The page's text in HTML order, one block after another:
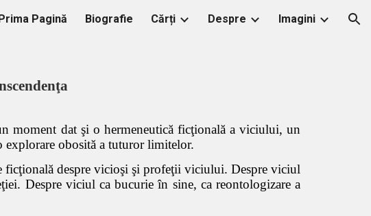
to navigation
Pagină Biografie Cărți Despre Imagini
moment dat şi o hermeneutică ficţională a viciului, un
explorare obosită a tuturor limitelor.
ficţională despre vicioşi şi profeţii viciului. Despre viciul
Despre viciul ca bucurie în sine, ca reontologizare a